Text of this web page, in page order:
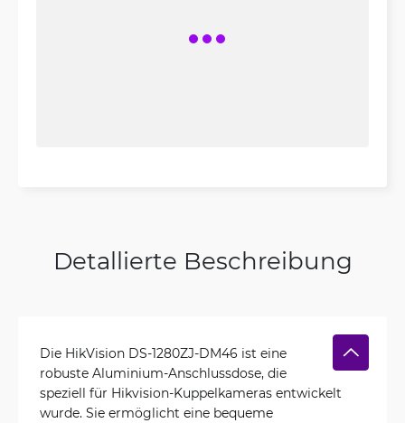
Detallierte Beschreibung
Die HikVision DS-1280ZJ-DM46 ist eine
robuste Aluminium-Anschlussdose, die
speziell für Hikvision-Kuppelkameras entwickelt
wurde. Sie ermöglicht eine bequeme